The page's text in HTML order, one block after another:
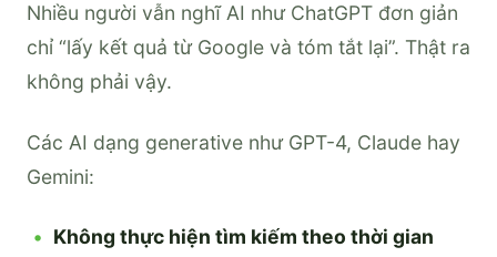
Nhiều người vẫn nghĩ AI như ChatGPT đơn giản
chỉ “lấy kết quả từ Google và tóm tắt lại”. Thật ra
không phải vậy.
Các AI dạng generative như GPT-4, Claude hay
Gemini:
Không thực hiện tìm kiếm theo thời gian